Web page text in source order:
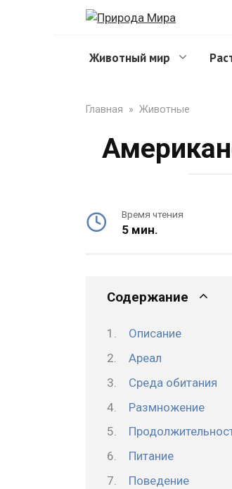
Животный мир
Главная » Животные
Время чтения
5 мин.
Содержание
Описание
Ареал
Среда обитания
Размножение
Питание
Поведение